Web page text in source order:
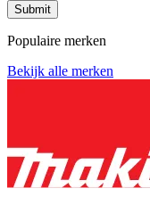
Submit
Populaire merken
Bekijk alle merken